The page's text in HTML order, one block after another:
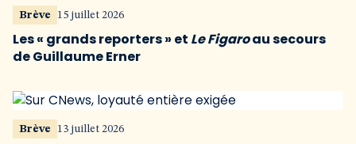
Brève 15 juillet 2026
Les « grands reporters » et Le Figaroau secours
de Guillaume Erner
Brève 13 juillet 2026